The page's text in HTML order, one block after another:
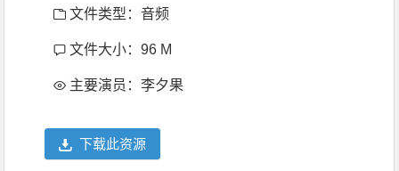
文件类型：音频
文件大小：96 M
主要演员：李夕果
下载此资源